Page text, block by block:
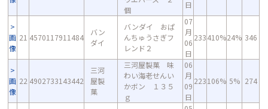
個
日
画
像
21 4570117911484
バン
ダイ
バンダイ おぱ
んちゅうさぎフ
レンド２
07
月
06
日
233410%24% 346
画
像
22 4902733143442
三河
屋製
菓
三河屋製菓 味
わい海老せんい
かボン １３５
ｇ
06
月
09
日
223106% 5% 274